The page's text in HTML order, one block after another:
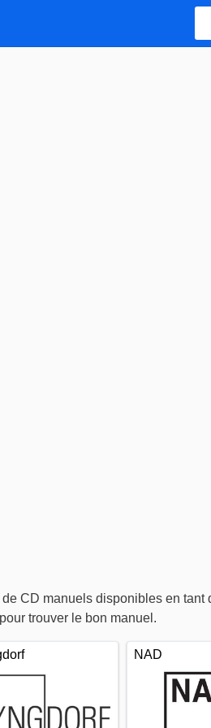
CD manuels disponibles en tant
trouver le bon manuel.
NAD